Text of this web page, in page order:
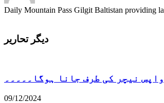
میں
گئے
Daily Mountain Pass Gilgit Baltistan providing
دیگر تحاریر
نیچر کی طرف جانا ہوگا۔۔۔۔۔
09/12/2024